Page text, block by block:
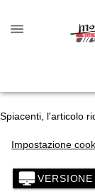
Spiacenti, l'articolo
Impostazione